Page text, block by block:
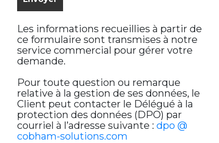
Les informations recueillies à partir de
ce formulaire sont transmises à notre
service commercial pour gérer votre
demande.
Pour toute question ou remarque
relative à la gestion de ses données, le
Client peut contacter le Délégué à la
protection des données (DPO) par
courriel à l’adresse suivante : dpo @
cobham-solutions.com